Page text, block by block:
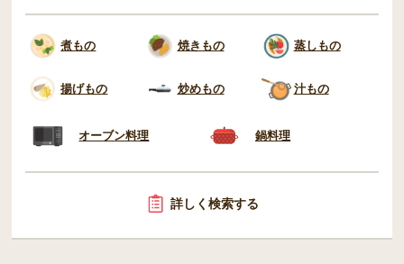
煮もの 焼きもの 蒸しもの
揚げもの 炒めもの 汁もの
オーブン料理 鍋料理
詳しく検索する